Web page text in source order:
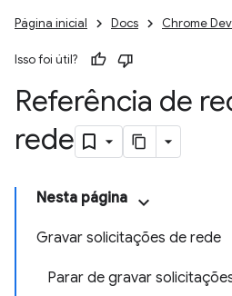
Página inicial Docs Chrome
Isso foi útil?
Referência de
rede
Nesta página
Gravar solicitações de rede
Parar de gravar